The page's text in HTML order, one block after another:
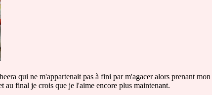
qui ne m'appartenait pas à fini par m'agacer alors prenant
au final je crois que je l'aime encore plus maintenant.